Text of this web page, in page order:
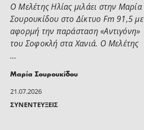
21.07.2026
ΣΥΝΕΝΤΕΎΞΕΙΣ
Ο Μελέτης Ηλίας μιλάει στην Μαρία
Σουρουκίδου στο Δίκτυο Fm 91,5 με
αφορμή την παράσταση «Αντιγόνη»
του Σοφοκλή στα Χανιά. Ο Μελέτης
…
Μαρία Σουρουκίδου